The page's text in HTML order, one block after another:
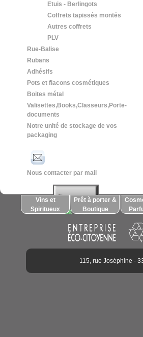
Etuis - Berlingots
Coffrets tapissés montés
Autres coffrets
PLV
Rue-Balise
Rubans
Adhésifs
Pots et flacons cosmétiques
Boites métal
Valisettes,Books,Classeurs,Porte-
documents
Notre unité de stockage de vos
packaging
Nous contacter par mail
Vins et
Spiritueux
Prêt à porter &
Boutique
115, rue Joséphine -